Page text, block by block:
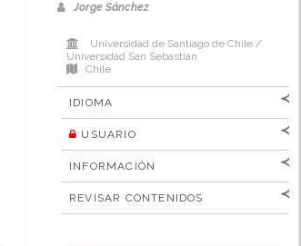
Jorge Sánchez
Universidad de Santiago de Chile /
Universidad San Sebastián
Chile
IDIOMA
[Español
USUARIO
Nombre de
usuario
Contraseña
INFORMACIÓN
Para lectores/as
Para autores
REVISAR CONTENIDOS